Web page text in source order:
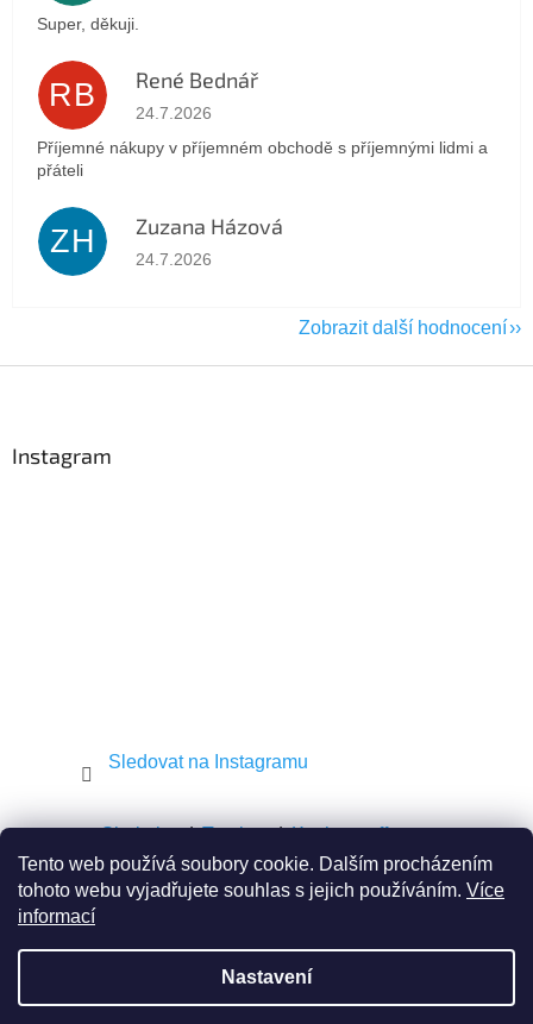
Tento web používá soubory cookie. Dalším procházením
tohoto webu vyjadřujete souhlas s jejich používáním. Více
informací
Nastavení
Super, děkuji.
RB René Bednář
Hodnocení obchodu je 5 z 5 hvězdiček.
24.7.2026
Příjemné nákupy v příjemném obchodě s příjemnými lidmi a
přáteli
ZH Zuzana Házová
Hodnocení obchodu je 5 z 5 hvězdiček.
24.7.2026
Zobrazit další hodnocení
Instagram
Sledovat na Instagramu
Shekel.cz Torah.cz Kosher-coffee.cz
Vytvořil Shoptet